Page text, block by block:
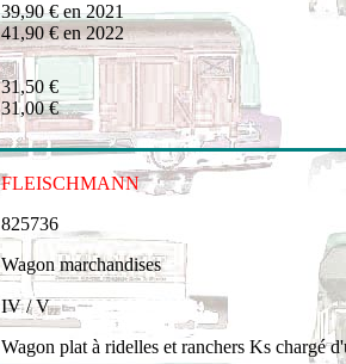
39,90 € en 2021
41,90 € en 2022
31,50 €
31,00 €
FLEISCHMANN
825736
Wagon marchandises
IV / V
Wagon plat à ridelles et ranchers Ks chargé